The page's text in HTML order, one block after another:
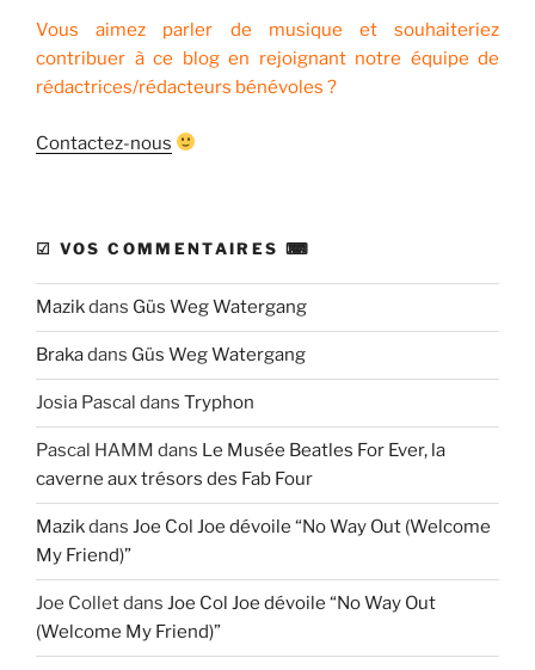
Vous aimez parler de musique et souhaiteriez
contribuer à ce blog en rejoignant notre équipe de
rédactrices/rédacteurs bénévoles ?
Contactez-nous
☑ VOS COMMENTAIRES ⌨
Mazikdans Güs Weg Watergang
Brakadans Güs Weg Watergang
Josia Pascal dans Tryphon
Pascal HAMM dans Le Musée Beatles For Ever, la
caverne aux trésors des Fab Four
Mazikdans Joe Col Joe dévoile “No Way Out (Welcome
My Friend)”
Joe Colletdans Joe Col Joe dévoile “No Way Out
(Welcome My Friend)”